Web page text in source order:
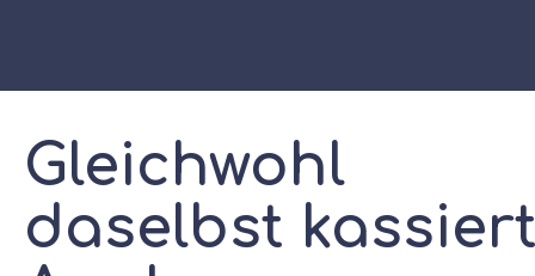
Gleichwohl
daselbst